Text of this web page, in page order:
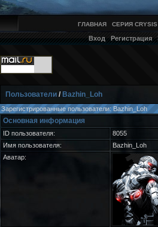
ГЛАВНАЯ СЕРИЯ CRYSIS
Вход Регистрация
Пользователи / Bazhin_Loh
Зарегистрированные пользователи: Bazhin_Loh
Основная информация
ID пользователя:
8055
Имя пользователя:
Bazhin_Loh
Аватар: